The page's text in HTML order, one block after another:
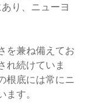
り、ニューヨ
を兼ね備えてお
れ続けていま
根底には常にニ
す。